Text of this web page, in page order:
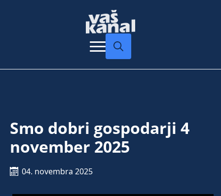
Smo dobri gospodarji 4
november 2025
04. novembra 2025